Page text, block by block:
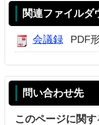
関連ファイルダ
会議録 PDF
問い合わせ先
このページに関